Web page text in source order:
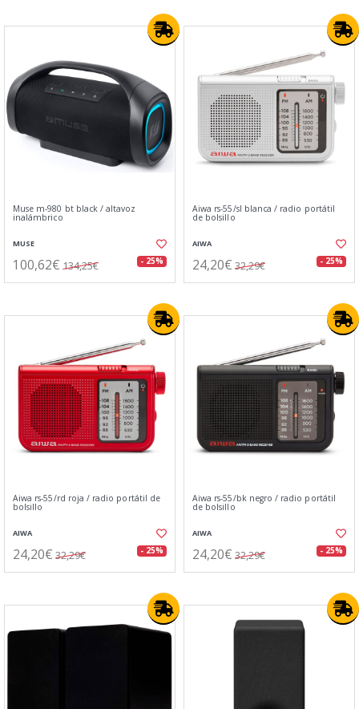
Muse m-980 bt black / altavoz
inalámbrico
MUSE
100,62€ 134,25€ - 25%
Aiwa rs-55/sl blanca / radio portátil
de bolsillo
AIWA
24,20€ 32,29€ - 25%
Aiwa rs-55/rd roja / radio portátil de
bolsillo
AIWA
24,20€ 32,29€ - 25%
Aiwa rs-55/bk negro / radio portátil
de bolsillo
AIWA
24,20€ 32,29€ - 25%